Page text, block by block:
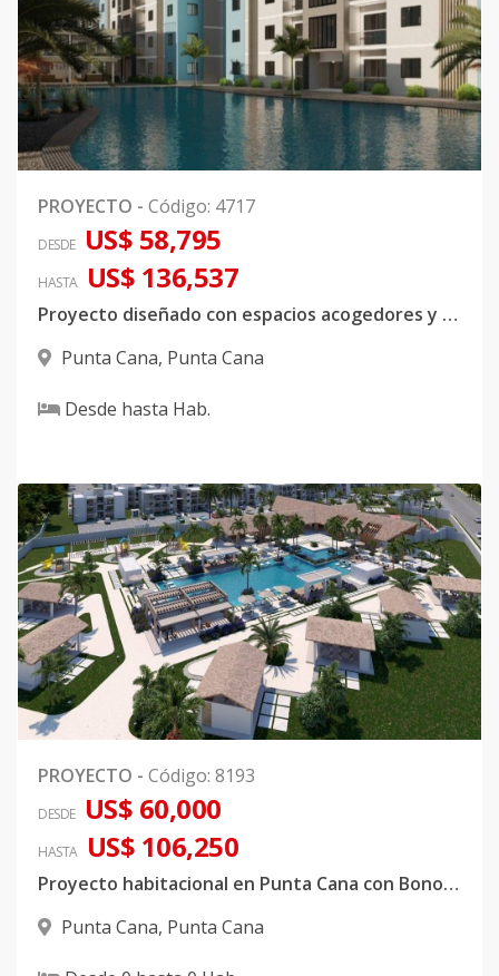
PROYECTO - Código: 4717
DESDE US$ 58,795
HASTA US$ 136,537
Proyecto diseñado con espacios acogedores y áreas atractivas
Punta Cana, Punta Cana
Desde hasta Hab.
PROYECTO - Código: 8193
DESDE US$ 60,000
HASTA US$ 106,250
Proyecto habitacional en Punta Cana con Bono Vivienda
Punta Cana, Punta Cana